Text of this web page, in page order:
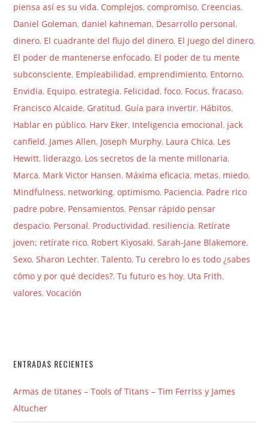
piensa así es su vida, Complejos,compromiso, Creencias,
Daniel Goleman,daniel kahneman, Desarrollo personal,
dinero, El cuadrante del flujo del dinero, El juego del dinero,
El poder de mantenerse enfocado, El poder de tu mente
subconsciente, Empleabilidad,emprendimiento, Entorno,
Envidia, Equipo,estrategia, Felicidad,foco, Focus,fracaso,
Francisco Alcaide, Gratitud, Guía para invertir, Hábitos,
Hablar en público, Harv Eker, Inteligencia emocional, jack
canfield, James Allen, Joseph Murphy, Laura Chica, Les
Hewitt, liderazgo, Los secretos de la mente millonaria,
Marca, Mark Victor Hansen, Máxima eficacia, metas, miedo,
Mindfulness, networking,optimismo, Paciencia, Padre rico
padre pobre, Pensamientos, Pensar rápido pensar
despacio, Personal, Productividad, resiliencia, Retírate
joven; retírate rico, Robert Kiyosaki,Sarah-Jane Blakemore,
Sexo,Sharon Lechter,Talento,Tu cerebro lo es todo ¿sabes
cómo y por qué decides?,Tu futuro es hoy, Uta Frith,
valores,Vocación
ENTRADAS RECIENTES
Armas de titanes – Tools of Titans – Tim Ferriss y James
Altucher